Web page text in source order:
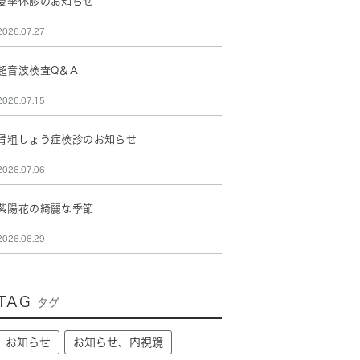
音波検査Q＆A
粗しょう症検診のお知らせ
陽花の綺麗な季節
タグ
お知らせ お知らせ、内視鏡